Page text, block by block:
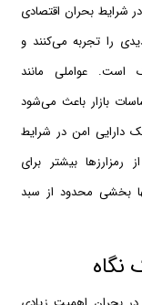
شرایط بحران اقتصادی
را تجربه می‌کنند و
است. عواملی مانند
بازار باعث می‌شود
دارایی امن در شرایط
رمزارزها بیشتر برای
بخشی محدود از سبد
نگاه